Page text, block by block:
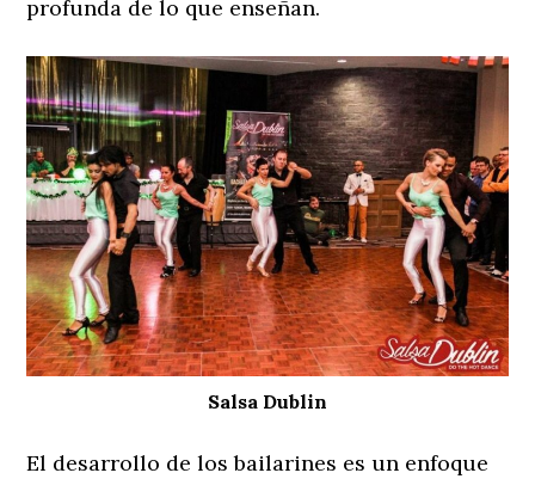
profunda de lo que enseñan.
Salsa Dublin
El desarrollo de los bailarines es un enfoque